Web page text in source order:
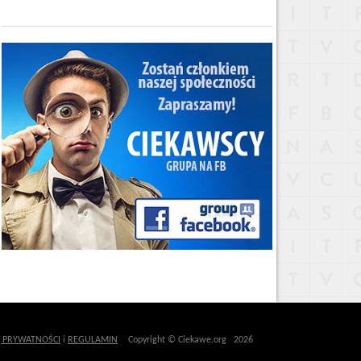
PRYWATNOŚCI i REGULAMIN Copyright © Ciekawe.org 2026